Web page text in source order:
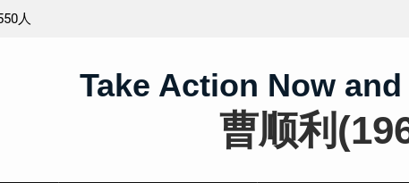
志
Take Action Now
曹顺利